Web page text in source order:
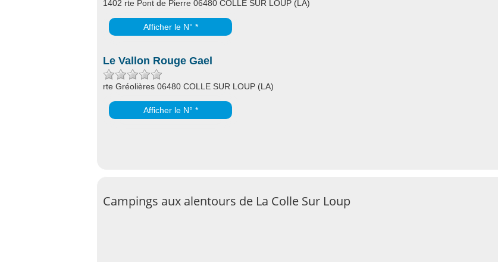
1402 rte Pont de Pierre 06480 COLLE SUR LOUP (LA)
Afficher le N° *
Le Vallon Rouge Gael
rte Gréolières 06480 COLLE SUR LOUP (LA)
Afficher le N° *
Campings aux alentours de La Colle Sur Loup